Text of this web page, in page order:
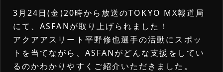
新規登録
ログイン
アスリート一覧
ログイン
詳細内容確認
お問合せ
3月24日(金)20時から放送のTOKYO MX報道局
にて、ASFANが取り上げられました！
アクアアスリート平野修也選手の活動にスポッ
トを当てながら、ASFANがどんな支援をしてい
るのかわかりやすくご紹介いただきました。